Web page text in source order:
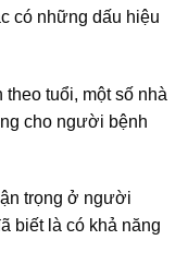
có những dấu hiệu
tuổi, một số nhà
cho người bệnh
trọng ở người
biết là có khả năng